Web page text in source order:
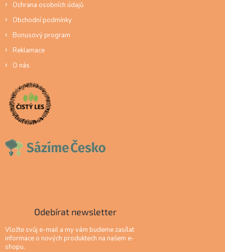
Ochrana osobních údajů
Obchodní podmínky
Bonusový program
Reklamace
O nás
Odebírat newsletter
Vložte svůj e-mail a my vám budeme zasílat
informace o nových produktech na našem e-
shopu.